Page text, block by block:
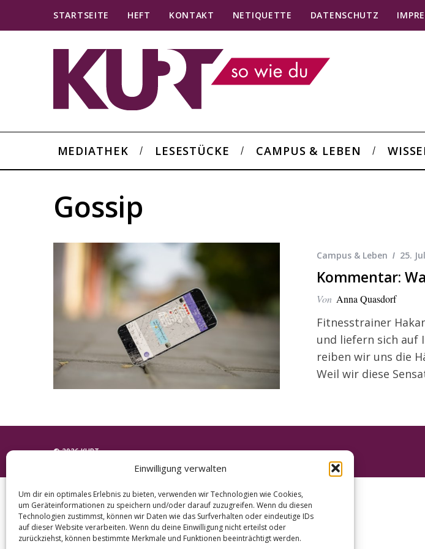
Einwilligung verwalten
Um dir ein optimales Erlebnis zu bieten, verwenden wir Technologien wie Cookies,
um Geräteinformationen zu speichern und/oder darauf zuzugreifen. Wenn du diesen
Technologien zustimmst, können wir Daten wie das Surfverhalten oder eindeutige IDs
auf dieser Website verarbeiten. Wenn du deine Einwilligung nicht erteilst oder
zurückziehst, können bestimmte Merkmale und Funktionen beeinträchtigt werden.
STARTSEITE HEFT KONTAKT NETIQUETTE DATENSCHUTZ
MEDIATHEK LESESTÜCKE CAMPUS & LEBEN
Gossip
Campus & Leben 25.
Kommentar:
Von Anna Quasdorf
Fitnesstrainer
und liefern sich auf
reiben wir uns die
Weil wir diese
© 2026 KURT
S
e
c
h
f
o